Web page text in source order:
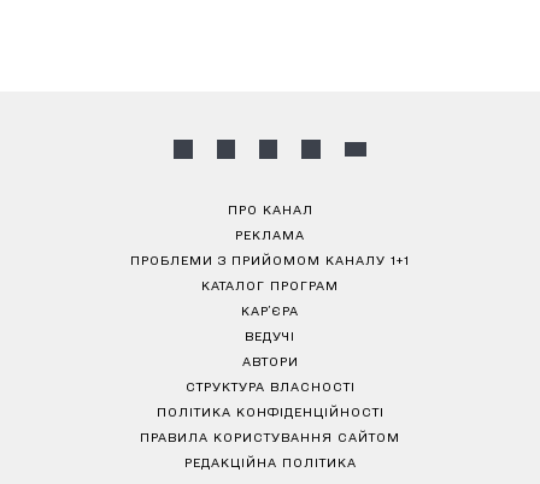
ПРО КАНАЛ
РЕКЛАМА
ПРОБЛЕМИ З ПРИЙОМОМ КАНАЛУ 1+1
КАТАЛОГ ПРОГРАМ
КАР’ЄРА
ВЕДУЧІ
АВТОРИ
СТРУКТУРА ВЛАСНОСТІ
ПОЛІТИКА КОНФІДЕНЦІЙНОСТІ
ПРАВИЛА КОРИСТУВАННЯ САЙТОМ
РЕДАКЦІЙНА ПОЛІТИКА